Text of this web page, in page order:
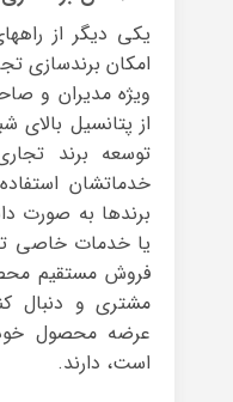
یکی دیگر از
امکان برندسازی
ویژه مدیران و
از پتانسیل بالای
توسعه برند
خدماتشان
برندها به صورت
یا خدمات خاصی
فروش مستقیم
مشتری و دنبال
عرضه محصول
است، دارند.